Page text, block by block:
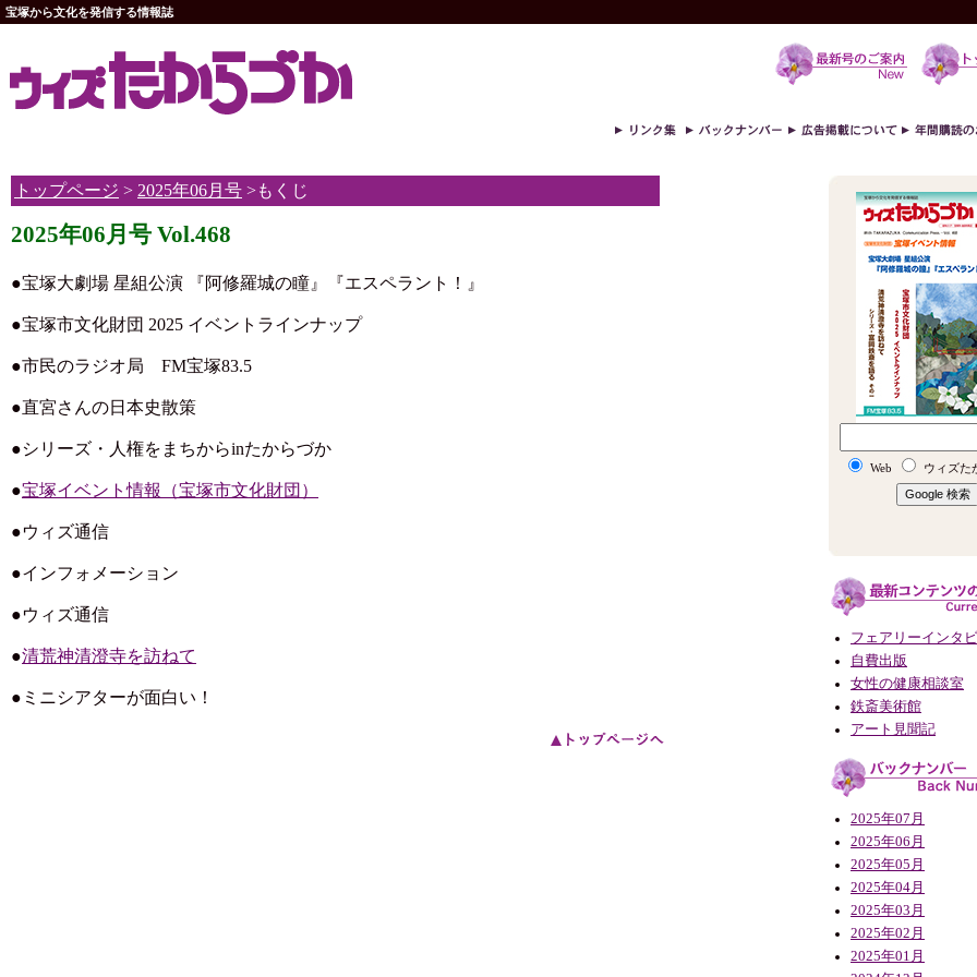
宝塚から文化を発信する情報誌
トップページ > 2025年06月号 >もくじ
2025年06月号 Vol.468
●宝塚大劇場 星組公演 『阿修羅城の瞳』『エスペラント！』
●宝塚市文化財団 2025 イベントラインナップ
●市民のラジオ局 FM宝塚83.5
●直宮さんの日本史散策
●シリーズ・人権をまちからinたからづか
●宝塚イベント情報（宝塚市文化財団）
●ウィズ通信
●インフォメーション
●ウィズ通信
●清荒神清澄寺を訪ねて
●ミニシアターが面白い！
Web ウィズた
フェアリーインタ
自費出版
女性の健康相談室
鉄斎美術館
アート見聞記
2025年07月
2025年06月
2025年05月
2025年04月
2025年03月
2025年02月
2025年01月